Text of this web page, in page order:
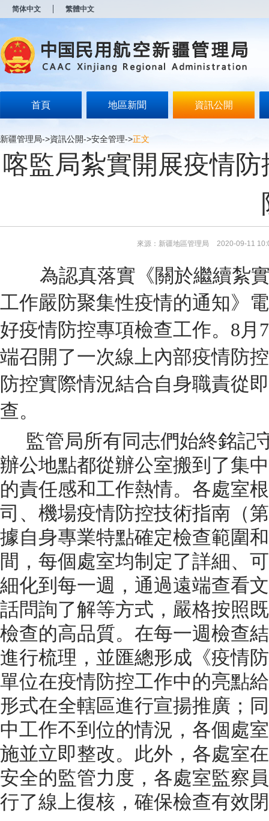
简体中文 繁體中文
首頁 地區新聞 資訊公開
新疆管理局->資訊公開->安全管理->正文
喀監局紮實開展疫情
來源：新疆地區管理局 2020-09-11
為認真落實 《關於繼續紮
工作嚴防聚集性疫情的通知》
好疫情防控專項檢查工作。 8月
端召開了一次線上內部疫情防
防控實際情況結合自身職責從
查。
監管局所有同志們始終銘記
辦公地點都從辦公室搬到了集
的責任感和工作熱情。各處室
司、機場疫情防控技術指南（
據自身專業特點確定檢查範圍
間，每個處室均制定了詳細、
細化到每一週，通過遠端查看
話問詢了解等方式，嚴格按照
檢查的高品質。在每一週檢查
進行梳理，並匯總形成《疫情
單位在疫情防控工作中的亮點
形式在全轄區進行宣揚推廣；
中工作不到位的情況，各個處
施並立即整改。此外，各處室
安全的監管力度，各處室監察
行了線上復核，確保檢查有效
开
无
障
说
按
Alt
加